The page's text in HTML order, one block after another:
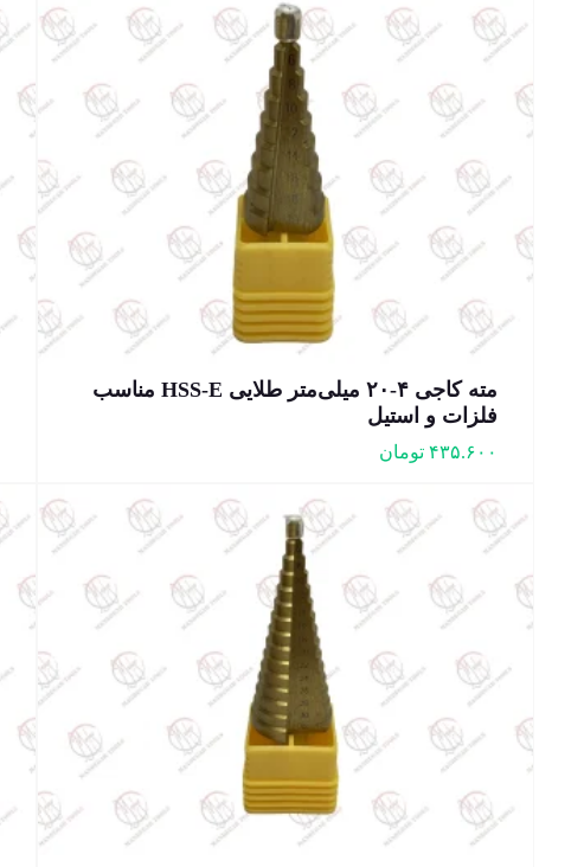
مته کاجی ۴-۲۰ میلی‌متر طلایی HSS-E مناسب
فلزات و استیل
۴۳۵.۶۰۰ تومان